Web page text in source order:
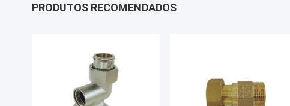
PRODUTOS RECOMENDADOS